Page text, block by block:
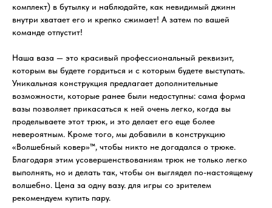
комплект) в бутылку и наблюдайте, как невидимый джинн
внутри хватает его и крепко сжимает! А затем по вашей
команде отпустит!
Наша ваза — это красивый профессиональный реквизит,
которым вы будете гордиться и с которым будете выступать.
Уникальная конструкция предлагает дополнительные
возможности, которые ранее были недоступны: сама форма
вазы позволяет прикасаться к ней очень легко, когда вы
проделываете этот трюк, и это делает его еще более
невероятным. Кроме того, мы добавили в конструкцию
«Волшебный ковер»™, чтобы никто не догадался о трюке.
Благодаря этим усовершенствованиям трюк не только легко
выполнять, но и делать так, чтобы он выглядел по-настоящему
волшебно. Цена за одну вазу. для игры со зрителем
рекомендуем купить пару.